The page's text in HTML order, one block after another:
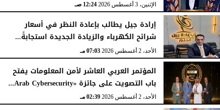
الإثنين، 3 أغسطس 2026 12:24 صـ
إرادة جيل يطالب بإعادة النظر في أسعار
شرائح الكهرباء والزيادة الجديدة استجابةً...
الأحد، 2 أغسطس 2026 07:03 مـ
المؤتمر العربي العاشر لأمن المعلومات يفتح
باب التصويت على جائزة «Arab Cybersecurity...
الأحد، 2 أغسطس 2026 02:39 مـ